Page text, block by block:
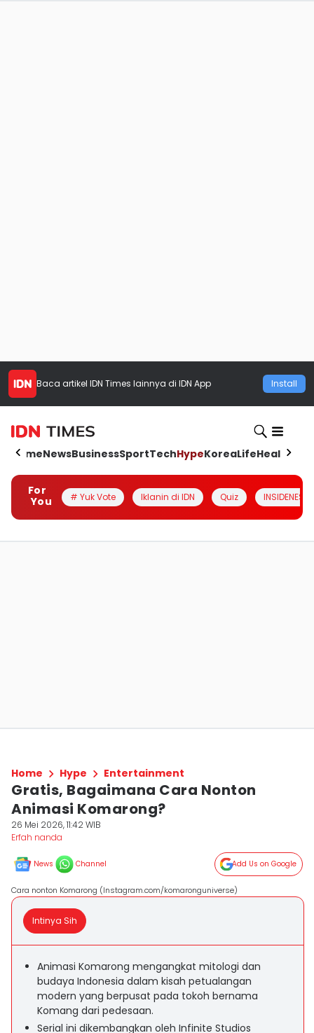
Baca artikel IDN Times lainnya di IDN App Install
HomeNewsBusinessSportTechHypeKoreaLifeHealth
For
You
# Yuk Vote Iklanin di IDN Quiz INSIDENESIA
Home Hype Entertainment
Gratis, Bagaimana Cara Nonton
Animasi Komarong?
26 Mei 2026, 11:42 WIB
Erfah nanda
News Channel Add Us on Google
Cara nonton Komarong (Instagram.com/komaronguniverse)
Intinya Sih
Animasi Komarong mengangkat mitologi dan
budaya Indonesia dalam kisah petualangan
modern yang berpusat pada tokoh bernama
Komang dari pedesaan.
Serial ini dikembangkan oleh Infinite Studios